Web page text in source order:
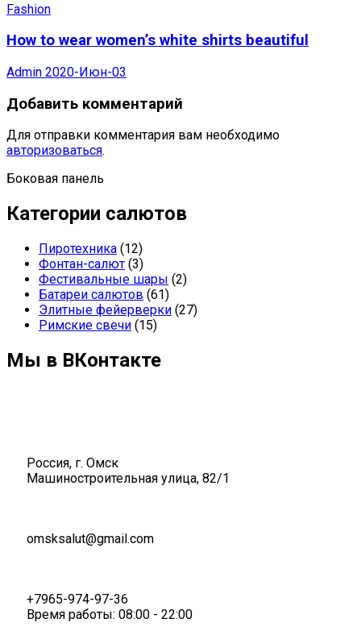
Fashion
How to wear women’s white shirts beautiful
Admin 2020-Июн-03
Добавить комментарий
Для отправки комментария вам необходимо
авторизоваться.
Боковая панель
Категории салютов
Пиротехника (12)
Фонтан-салют (3)
Фестивальные шары (2)
Батареи салютов (61)
Элитные фейерверки (27)
Римские свечи (15)
Мы в ВКонтакте
Россия, г. Омск
Машиностроительная улица, 82/1
omsksalut@gmail.com
+7965-974-97-36
Время работы: 08:00 - 22:00